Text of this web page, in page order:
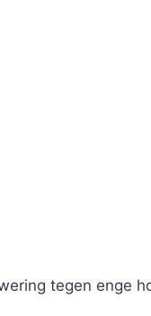
tegen enge